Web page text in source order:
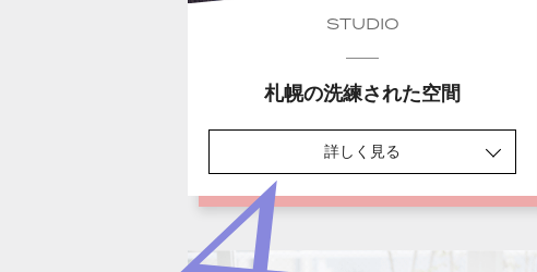
STUDIO
札幌の洗練された空間
詳しく見る